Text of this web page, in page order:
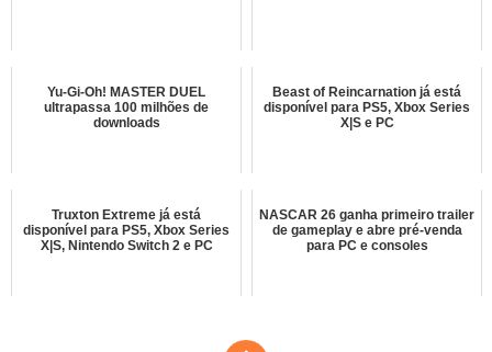
Yu-Gi-Oh! MASTER DUEL
ultrapassa 100 milhões de
downloads
Beast of Reincarnation já está
disponível para PS5, Xbox Series
X|S e PC
Truxton Extreme já está
disponível para PS5, Xbox Series
X|S, Nintendo Switch 2 e PC
NASCAR 26 ganha primeiro trailer
de gameplay e abre pré-venda
para PC e consoles